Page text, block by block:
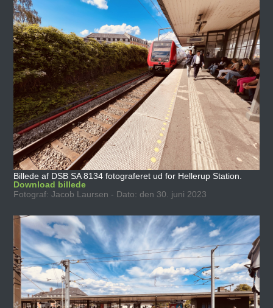
Billede af DSB SA 8134 fotograferet ud for Hellerup Station.
Download billede
Fotograf: Jacob Laursen - Dato: den 30. juni 2023